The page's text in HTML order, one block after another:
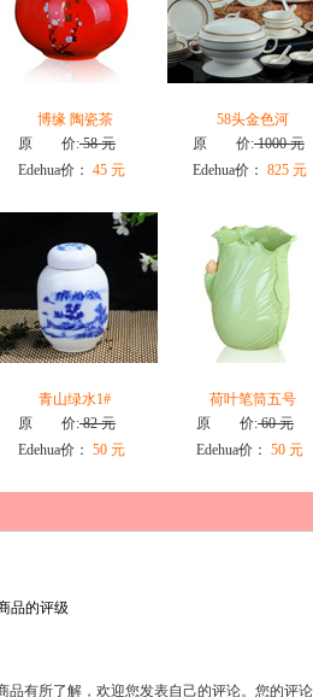
博缘 陶瓷茶
原 价:58 元
Edehua价： 45 元
58头金色河
原 价:1000 元
Edehua价： 825 元
青山绿水1#
原 价:82 元
Edehua价： 50 元
荷叶笔筒五号
原 价:60 元
Edehua价： 50 元
品的评级
有所了解，欢迎您发表自己的评论。您的评